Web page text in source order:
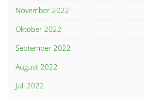
November 2022
Oktober 2022
September 2022
August 2022
Juli 2022